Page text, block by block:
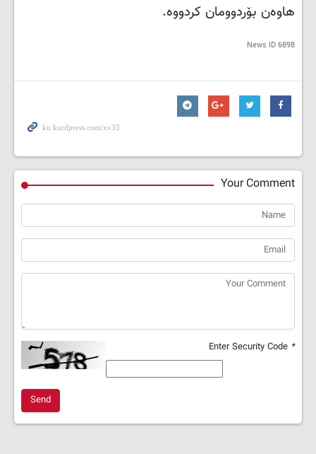
هاوه‌ن بۆردوومان کردووه‌.
News ID6898
Your Comment
*
Send